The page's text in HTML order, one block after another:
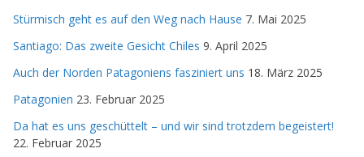
Stürmisch geht es auf den Weg nach Hause 7. Mai 2025
Santiago: Das zweite Gesicht Chiles 9. April 2025
Auch der Norden Patagoniens fasziniert uns 18. März 2025
Patagonien 23. Februar 2025
Da hat es uns geschüttelt – und wir sind trotzdem begeistert!
22. Februar 2025